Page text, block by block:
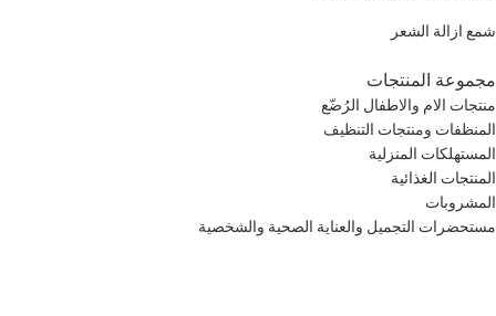
مجموعة المنتجات
منتجات الام والاطفال الرُضّع
المنظفات ومنتجات التنظيف
المستهلكات المنزلية
المنتجات الغذائية
المشروبات
مستحضرات التجميل والعناية الصحية والشخصية
شمع ازالة الشعر